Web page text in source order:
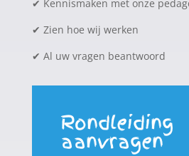
✔ Kennismaken met onze
✔ Zien hoe wij werken
✔ Al uw vragen beantwoord
Rondleiding
aanvragen